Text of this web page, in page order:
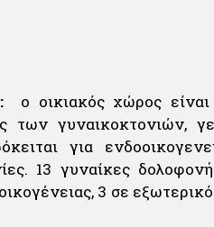
ο οικιακός χώρος
των γυναικοκτονιών,
για
13 γυναίκες
3 σε